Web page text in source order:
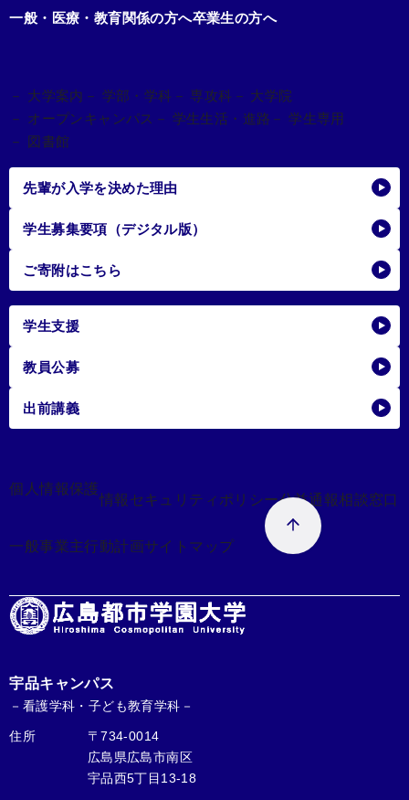
宇品キャンパス
－看護学科・子ども教育学科－
住所
〒734-0014
広島県広島市南区
宇品西5丁目13-18
一般・医療・教育関係の方へ卒業生の方へ
－ 大学案内 － 学部・学科 － 専攻科 － 大学院
－ オープンキャンパス － 学生生活・進路 － 学生専用
－ 図書館
先輩が入学を決めた理由
学生募集要項（デジタル版）
ご寄附はこちら
学生支援
教員公募
出前講義
個人情報保護
情報セキュリティポリシー公益通報相談窓口
一般事業主行動計画サイトマップ